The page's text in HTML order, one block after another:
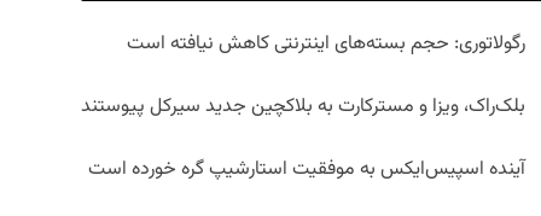
رگولاتوری: حجم بسته‌های اینترنتی کاهش نیافته است
بلک‌راک، ویزا و مسترکارت به بلاکچین جدید سیرکل پیوستند
آینده اسپیس‌ایکس به موفقیت استارشیپ گره خورده است